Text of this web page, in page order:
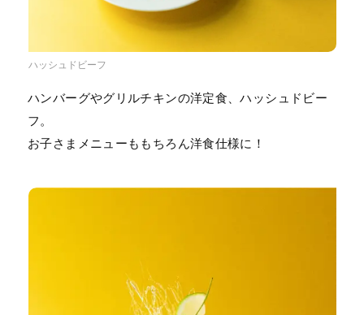
ハッシュドビーフ
ハンバーグやグリルチキンの洋定食、ハッシュドビー
フ。
お子さまメニューももちろん洋食仕様に！